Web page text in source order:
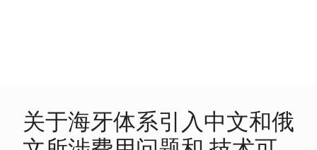
关于海牙体系引入中文和俄